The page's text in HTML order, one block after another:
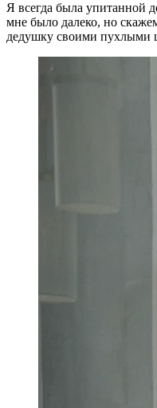
Я всегда была упитанной
мне было далеко, но
дедушку своими пухлыми